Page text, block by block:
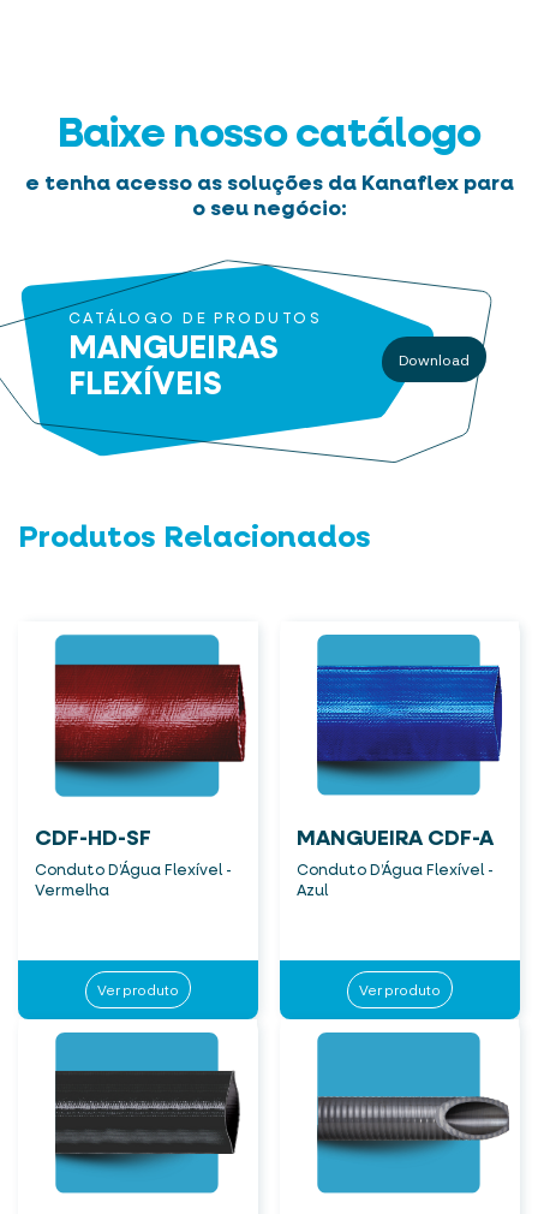
Baixe nosso catálogo
e tenha acesso as soluções da Kanaflex para
o seu negócio:
CATÁLOGO DE PRODUTOS
MANGUEIRAS
FLEXÍVEIS
Download
Produtos Relacionados
CDF-HD-SF
Conduto D’Água Flexível -
Vermelha
Ver produto
MANGUEIRA CDF-A
Conduto D’Água Flexível -
Azul
Ver produto